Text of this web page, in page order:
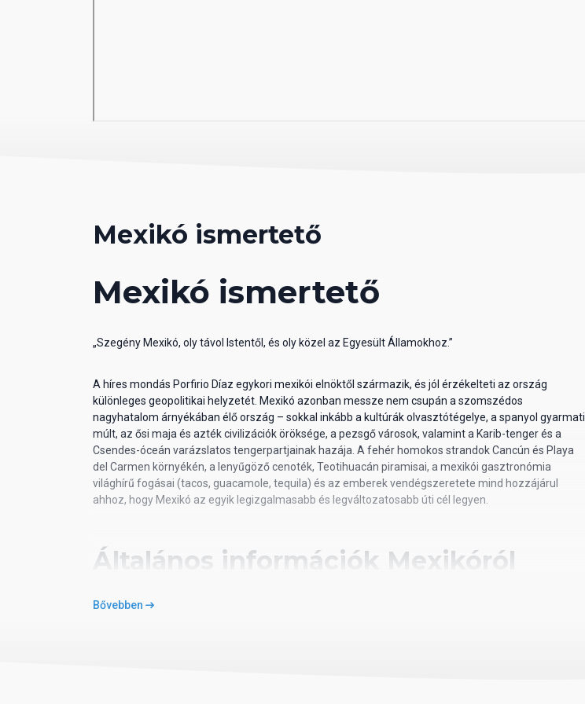
Mexikó ismertető
Mexikó ismertető
„Szegény Mexikó, oly távol Istentől, és oly közel az Egyesült Államokhoz.”
A híres mondás Porfirio Díaz egykori mexikói elnöktől származik, és jól érzékelteti az ország
különleges geopolitikai helyzetét. Mexikó azonban messze nem csupán a szomszédos
nagyhatalom árnyékában élő ország – sokkal inkább a kultúrák olvasztótégelye, a spanyol gyarmati
múlt, az ősi maja és azték civilizációk öröksége, a pezsgő városok, valamint a Karib-tenger és a
Csendes-óceán varázslatos tengerpartjainak hazája. A fehér homokos strandok Cancún és Playa
del Carmen környékén, a lenyűgöző cenoték, Teotihuacán piramisai, a mexikói gasztronómia
világhírű fogásai (tacos, guacamole, tequila) és az emberek vendégszeretete mind hozzájárul
ahhoz, hogy Mexikó az egyik legizgalmasabb és legváltozatosabb úti cél legyen.
Általános információk Mexikóról
Elhelyezkedés
Bővebben